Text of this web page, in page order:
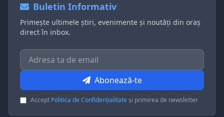
Buletin Informativ
Primește ultimele știri, evenimente și noutăți din oraș
direct în inbox.
Abonează-te
Accept Politica de Confidențialitateși primirea de newsletter